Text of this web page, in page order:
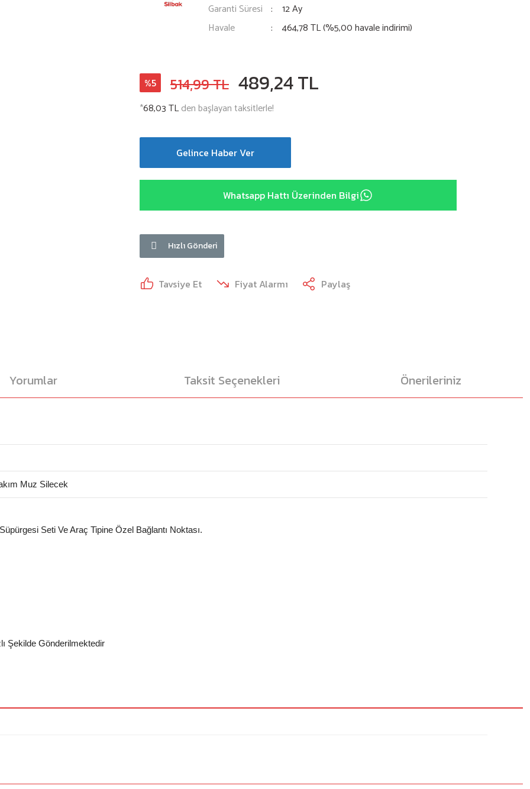
Garanti Süresi
12 Ay
Havale
464,78 TL (%5,00 havale indirimi)
%5 514,99 TL 489,24 TL
*68,03 TLden başlayan taksitlerle!
Gelince Haber Ver
Whatsapp Hattı Üzerinden Bilgi
Hızlı Gönderi
Tavsiye Et Fiyat Alarmı Paylaş
Yorumlar Taksit Seçenekleri Önerileriniz
Muz Silecek
Seti Ve Araç Tipine Özel Bağlantı Noktası.
Şekilde Gönderilmektedir